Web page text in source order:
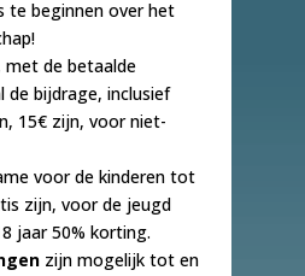
te beginnen over het
met de betaalde
de bijdrage, inclusief
15€ zijn, voor niet-
voor de kinderen tot
zijn, voor de jeugd
jaar 50% korting.
zijn mogelijk tot en